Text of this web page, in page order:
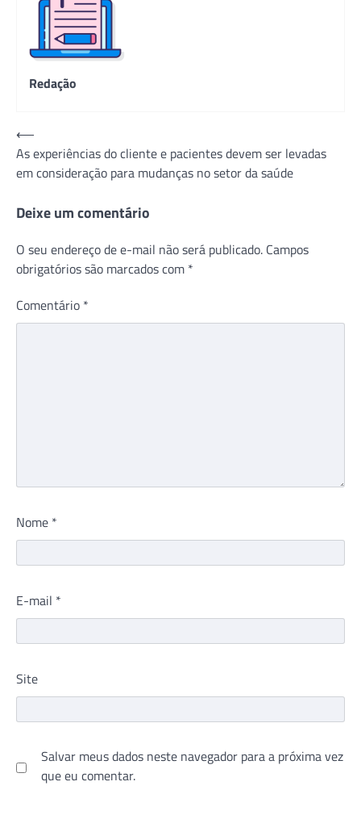
Redação
Navegação
de
Post
⟵
As experiências do cliente e pacientes devem ser levadas
em consideração para mudanças no setor da saúde
Deixe um comentário
O seu endereço de e-mail não será publicado. Campos
obrigatórios são marcados com *
Comentário *
Nome *
E-mail *
Site
Salvar meus dados neste navegador para a próxima vez
que eu comentar.